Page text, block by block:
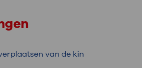
van de kin